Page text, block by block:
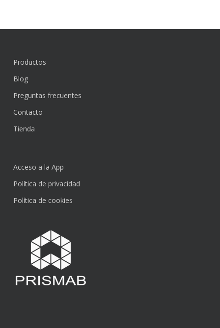
Productos
Blog
Preguntas frecuentes
Contacto
Tienda
Acceso a la App
Política de privacidad
Política de cookies